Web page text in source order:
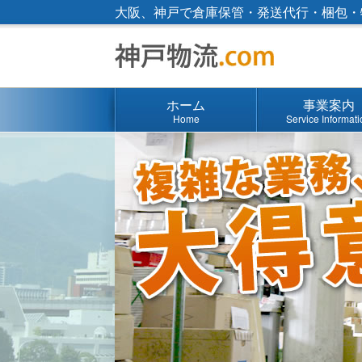
大阪、神戸で倉庫保管・発送代行・梱包
ホーム
Home
事業案内
Service